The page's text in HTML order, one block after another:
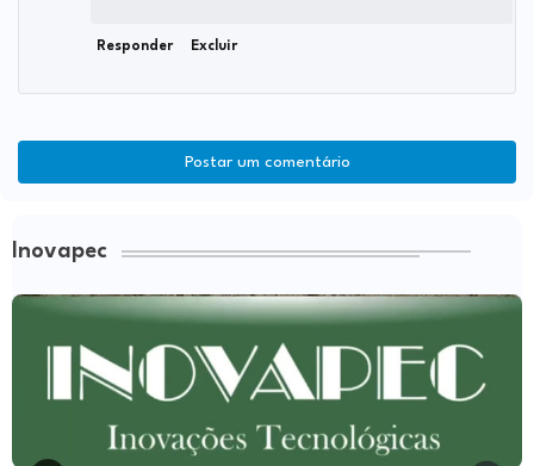
Responder Excluir
Postar um comentário
Inovapec